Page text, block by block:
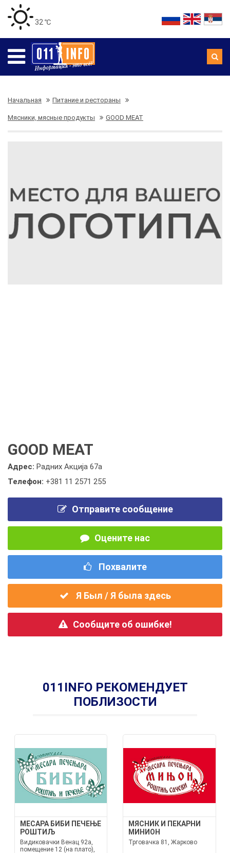
32 ℃
Начальная Питание и рестораны
Мясники, мясные продукты GOOD MEAT
GOOD MEAT
Адрес: Радних Акција 67а
Телефон: +381 11 2571 255
Отправите сообщение
Оцените нас
Похвалите
Я Был / Я была здесь
Сообщите об ошибке!
011INFO РЕКОМЕНДУЕТ
ПОБЛИЗОСТИ
МЕСАРА БИБИ ПЕЧЕЊЕ
РОШТИЉ
Видиковачки Венац 92а,
помещение 12 (на плато),
МЯСНИК И ПЕКАРНИ
МИНИОН
Трговачка 81, Жарково